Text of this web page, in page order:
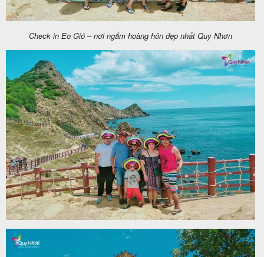
Check in Eo Gió – nơi ngắm hoàng hôn đẹp nhất Quy Nhơn